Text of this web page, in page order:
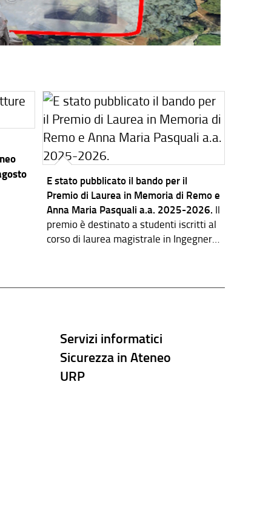
E stato pubblicato il bando per il
Premio di Laurea in Memoria di Remo e
Anna Maria Pasquali a.a. 2025-2026. Il
premio è destinato a studenti iscritti al
corso di laurea magistrale in Ingegneria
Servizi informatici
Sicurezza in Ateneo
URP